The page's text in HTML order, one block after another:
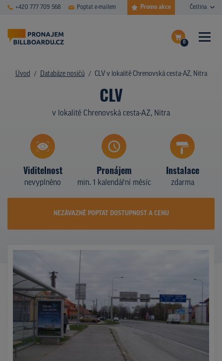
+420 777 709 568 Poptat e-mailem Promo akce Čeština
0
Dokončit poptávku
Zobrazit nosiče na mapě
ČASTÉ DOTAZY
DATABÁZE NOSIČŮ
PLOCHY V AKCI
CENY
Z PRAXE
KDO JSME
Úvod Databáze nosičů CLV v lokalitě Chrenovská cesta-AZ, Nitra
CLV
v lokalitě Chrenovská cesta-AZ, Nitra
Viditelnost
nevyplněno
Pronájem
min. 1 kalendářní měsíc
Instalace
zdarma
NEZÁVAZNĚ POPTAT DOSTUPNOST A CENU